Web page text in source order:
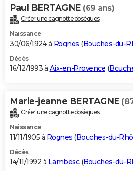
Paul BERTAGNE (69 ans)
Créer une cagnotte obsèques
Naissance
30/06/1924 à Rognes (Bouches-du-
Décès
16/12/1993 à Aix-en-Provence (
Marie-jeanne BERTAGNE
Créer une cagnotte obsèques
Naissance
11/11/1905 à Rognes (Bouches-du-
Décès
14/11/1992 à Lambesc(Bouches-du-